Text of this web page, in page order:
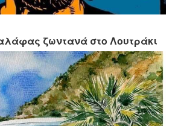
ζωντανά στο Λουτράκι